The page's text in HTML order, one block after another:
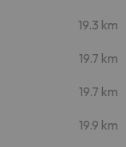
19.3 km
19.7 km
19.7 km
19.9 km